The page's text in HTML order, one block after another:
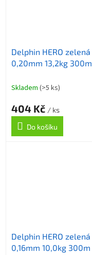
Delphin HERO zelená
0,20mm 13,2kg 300m
Skladem (>5 ks)
404 Kč / ks
Do košíku
Delphin HERO zelená
0,16mm 10,0kg 300m